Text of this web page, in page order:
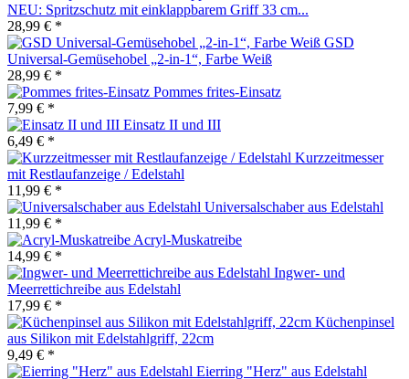
NEU: Spritzschutz mit einklappbarem Griff 33 cm...
28,99 € *
GSD
Universal-Gemüsehobel „2-in-1“, Farbe Weiß
28,99 € *
Pommes frites-Einsatz
7,99 € *
Einsatz II und III
6,49 € *
Kurzzeitmesser
mit Restlaufanzeige / Edelstahl
11,99 € *
Universalschaber aus Edelstahl
11,99 € *
Acryl-Muskatreibe
14,99 € *
Ingwer- und
Meerrettichreibe aus Edelstahl
17,99 € *
Küchenpinsel
aus Silikon mit Edelstahlgriff, 22cm
9,49 € *
Eierring "Herz" aus Edelstahl